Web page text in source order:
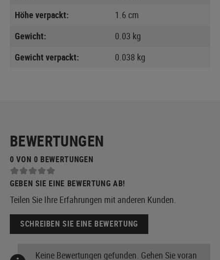
Höhe verpackt:
1.6 cm
Gewicht:
0.03 kg
Gewicht verpackt:
0.038 kg
BEWERTUNGEN
0 VON 0 BEWERTUNGEN
GEBEN SIE EINE BEWERTUNG AB!
Teilen Sie Ihre Erfahrungen mit anderen Kunden.
SCHREIBEN SIE EINE BEWERTUNG
Keine Bewertungen gefunden. Gehen Sie voran